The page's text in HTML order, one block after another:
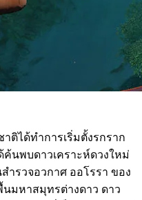
าติได้ทำการเริ่มตั้งรกราก
ค้นพบดาวเคราะห์ดวงใหม่
ำรวจอวกาศ ออโรรา ของ
นมหาสมุทรต่างดาว ดาว